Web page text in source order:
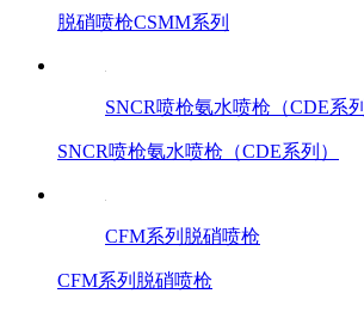
脱硝喷枪CSMM系列
SNCR喷枪氨水喷枪（CDE系列
SNCR喷枪氨水喷枪（CDE系列）
CFM系列脱硝喷枪
CFM系列脱硝喷枪